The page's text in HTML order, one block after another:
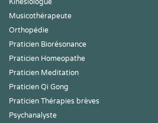
Kinesiologue
Musicothérapeute
Orthopédie
Praticien Biorésonance
Praticien Homeopathe
Praticien Meditation
Praticien Qi Gong
Praticien Thérapies brèves
Psychanalyste